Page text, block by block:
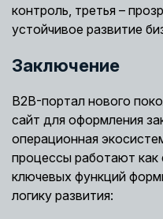
контроль, третья –
устойчивое развитие
Заключение
B2B-портал нового
сайт для оформления
операционная
процессы работают как
ключевых функций
логику развития: